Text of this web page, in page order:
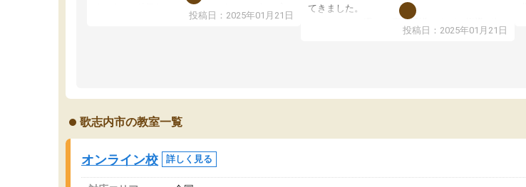
ました！5科目なんでもOKなのもとても気に入
投稿日：2025年01月21日
てきました。
オンラインで週に一度の受講ですが、指導が無
い日も予定表に基づいて勉強したり、LINEでわ
投稿日：2025年01月21日
歌志内市の教室一覧
オンライン校 詳しく見る